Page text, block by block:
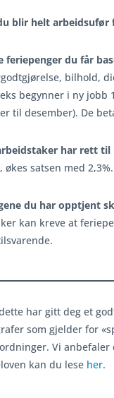
blir helt
feriepenger du får
bilhold,
begynner i ny
til desember). De
har rett til
økes satsen med 2,3%.
du har opptjent
kan kreve at
har gitt deg et
som gjelder for
Vi
kan du lese her.